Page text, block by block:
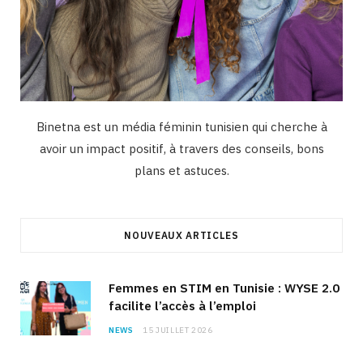
Binetna est un média féminin tunisien qui cherche à
avoir un impact positif, à travers des conseils, bons
plans et astuces.
NOUVEAUX ARTICLES
Femmes en STIM en Tunisie : WYSE 2.0
facilite l’accès à l’emploi
NEWS 15 JUILLET 2026